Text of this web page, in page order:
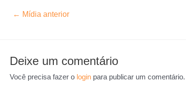
← Mídia anterior
Deixe um comentário
Você precisa fazer o login para publicar um comentário.